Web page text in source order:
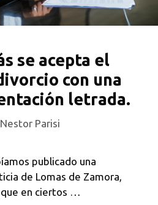
se acepta el
con una
letrada.
Nestor Parisi
publicado una
de Lomas de Zamora,
en ciertos …